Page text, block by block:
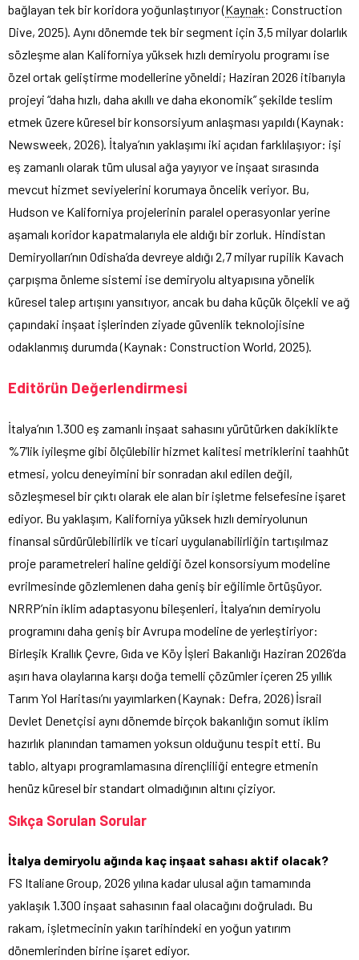
bağlayan tek bir koridora yoğunlaştırıyor (Kaynak: Construction
Dive, 2025). Aynı dönemde tek bir segment için 3,5 milyar dolarlık
sözleşme alan Kaliforniya yüksek hızlı demiryolu programı ise
özel ortak geliştirme modellerine yöneldi; Haziran 2026 itibarıyla
projeyi “daha hızlı, daha akıllı ve daha ekonomik” şekilde teslim
etmek üzere küresel bir konsorsiyum anlaşması yapıldı (Kaynak:
Newsweek, 2026). İtalya’nın yaklaşımı iki açıdan farklılaşıyor: işi
eş zamanlı olarak tüm ulusal ağa yayıyor ve inşaat sırasında
mevcut hizmet seviyelerini korumaya öncelik veriyor. Bu,
Hudson ve Kaliforniya projelerinin paralel operasyonlar yerine
aşamalı koridor kapatmalarıyla ele aldığı bir zorluk. Hindistan
Demiryolları’nın Odisha’da devreye aldığı 2,7 milyar rupilik Kavach
çarpışma önleme sistemi ise demiryolu altyapısına yönelik
küresel talep artışını yansıtıyor, ancak bu daha küçük ölçekli ve ağ
çapındaki inşaat işlerinden ziyade güvenlik teknolojisine
odaklanmış durumda (Kaynak: Construction World, 2025).
Editörün Değerlendirmesi
İtalya’nın 1.300 eş zamanlı inşaat sahasını yürütürken dakiklikte
%7’lik iyileşme gibi ölçülebilir hizmet kalitesi metriklerini taahhüt
etmesi, yolcu deneyimini bir sonradan akıl edilen değil,
sözleşmesel bir çıktı olarak ele alan bir işletme felsefesine işaret
ediyor. Bu yaklaşım, Kaliforniya yüksek hızlı demiryolunun
finansal sürdürülebilirlik ve ticari uygulanabilirliğin tartışılmaz
proje parametreleri haline geldiği özel konsorsiyum modeline
evrilmesinde gözlemlenen daha geniş bir eğilimle örtüşüyor.
NRRP’nin iklim adaptasyonu bileşenleri, İtalya’nın demiryolu
programını daha geniş bir Avrupa modeline de yerleştiriyor:
Birleşik Krallık Çevre, Gıda ve Köy İşleri Bakanlığı Haziran 2026’da
aşırı hava olaylarına karşı doğa temelli çözümler içeren 25 yıllık
Tarım Yol Haritası’nı yayımlarken (Kaynak: Defra, 2026) İsrail
Devlet Denetçisi aynı dönemde birçok bakanlığın somut iklim
hazırlık planından tamamen yoksun olduğunu tespit etti. Bu
tablo, altyapı programlamasına dirençliliği entegre etmenin
henüz küresel bir standart olmadığının altını çiziyor.
Sıkça Sorulan Sorular
İtalya demiryolu ağında kaç inşaat sahası aktif olacak?
FS Italiane Group, 2026 yılına kadar ulusal ağın tamamında
yaklaşık 1.300 inşaat sahasının faal olacağını doğruladı. Bu
rakam, işletmecinin yakın tarihindeki en yoğun yatırım
dönemlerinden birine işaret ediyor.